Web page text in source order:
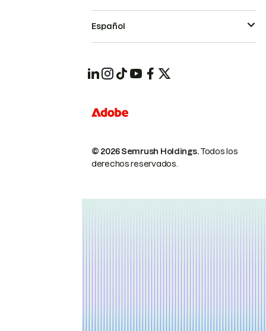
© 2026 Semrush Holdings.Todos los
derechos reservados.
Español